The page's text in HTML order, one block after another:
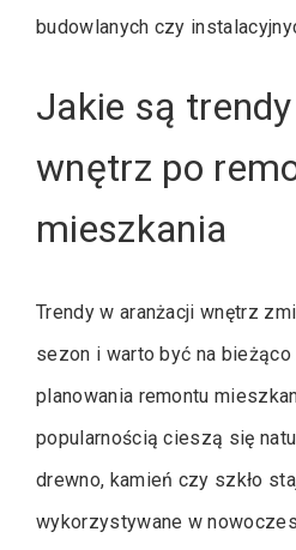
budowlanych czy
Jakie są
wnętrz po
mieszkania
Trendy w aranżacji wnętrz
sezon i warto być na
planowania remontu
popularnością cieszą się
drewno, kamień czy szkło
wykorzystywane w